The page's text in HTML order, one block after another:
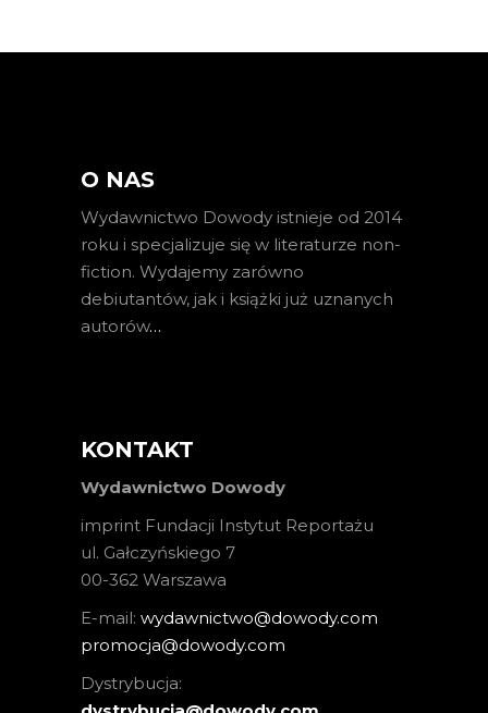
O NAS
Wydawnictwo Dowody istnieje od 2014
roku i specjalizuje się w literaturze non-
fiction. Wydajemy zarówno
debiutantów, jak i książki już uznanych
autorów…
KONTAKT
Wydawnictwo Dowody
imprint Fundacji Instytut Reportażu
ul. Gałczyńskiego 7
00-362 Warszawa
E-mail: wydawnictwo@dowody.com
promocja@dowody.com
Dystrybucja: